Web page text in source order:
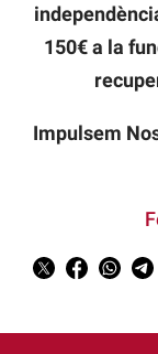
150€ a la
Impulsem